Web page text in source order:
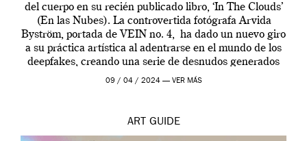
del cuerpo en su recién publicado libro, ‘In The Clouds’
(En las Nubes). La controvertida fotógrafa Arvida
Byström, portada de VEIN no. 4, ha dado un nuevo giro
a su práctica artística al adentrarse en el mundo de los
deepfakes, creando una serie de desnudos generados
por […]
09 / 04 / 2024 — VER MÁS
ART GUIDE